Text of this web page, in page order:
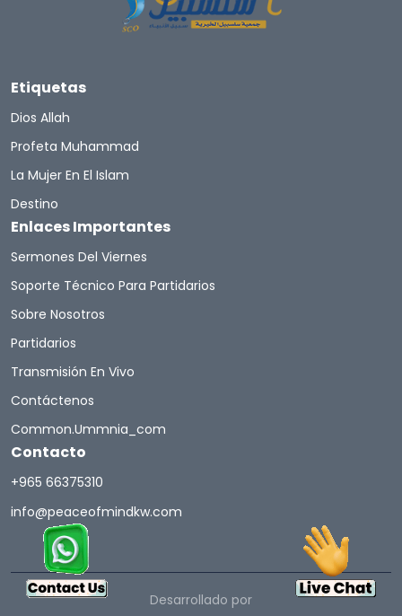
Etiquetas
Dios Allah
Profeta Muhammad
La Mujer En El Islam
Destino
Enlaces Importantes
Sermones Del Viernes
Soporte Técnico Para Partidarios
Sobre Nosotros
Partidarios
Transmisión En Vivo
Contáctenos
Common.ummnia_com
Contacto
+965 66375310
info@peaceofmindkw.com
Desarrollado por